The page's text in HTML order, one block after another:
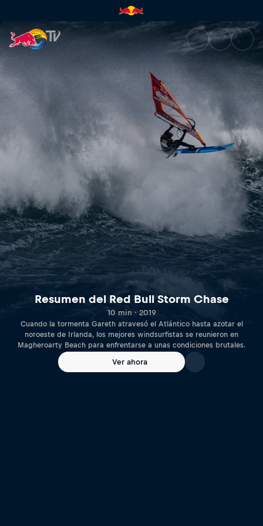
Resumen del Red Bull Storm
Resumen del Red Bull Storm Chase
10 min · 2019
Cuando la tormenta Gareth atravesó el Atlántico hasta azotar el
noroeste de Irlanda, los mejores windsurfistas se reunieron en
Magheroarty Beach para enfrentarse a unas condiciones brutales.
Ver ahora